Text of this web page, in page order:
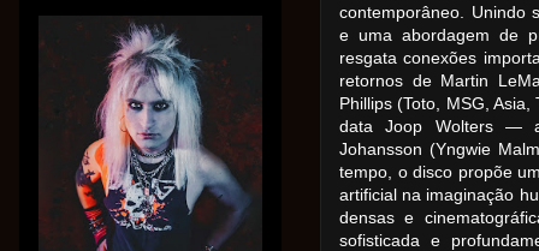
contemporâneo. Unindo
e uma abordagem de
resgata conexões
retornos de Martin
Phillips (Toto, MSG,
data Joop Wolters —
Johansson (Yngwie
tempo, o disco propõe
artificial na imaginação
densas e
sofisticada e